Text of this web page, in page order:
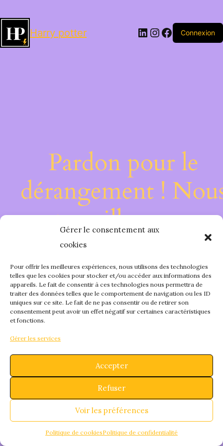
Gérer le consentement aux
cookies
Pour offrir les meilleures expériences, nous utilisons des technologies
telles que les cookies pour stocker et/ou accéder aux informations des
appareils. Le fait de consentir à ces technologies nous permettra de
traiter des données telles que le comportement de navigation ou les ID
uniques sur ce site. Le fait de ne pas consentir ou de retirer son
consentement peut avoir un effet négatif sur certaines caractéristiques
et fonctions.
Gérer les services
Accepter
Refuser
Voir les préférences
Politique de cookiesPolitique de confidentialité
Harry potter LinkedIn
Instagram
Facebook
Connexion
Pardon pour le
dérangement !
travaillons sur
quelque chose de
fantastique –
bientôt !